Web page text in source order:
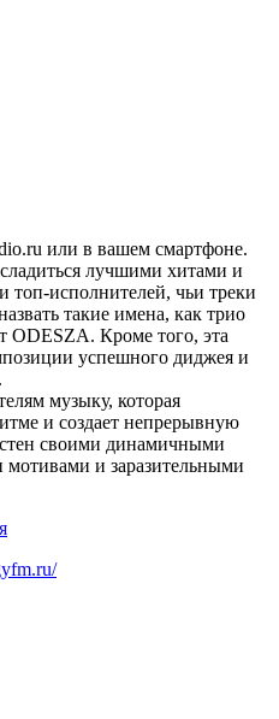
или в вашем смартфоне.
лучшими хитами и
топ-исполнителей, чьи треки
такие имена, как трио
ODESZA. Кроме того, эта
успешного диджея и
музыку, которая
и создает непрерывную
своими динамичными
и заразительными